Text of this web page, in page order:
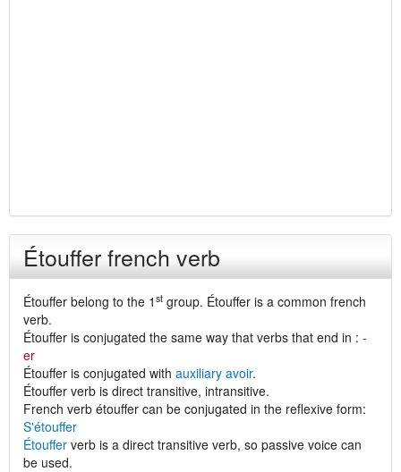
Étouffer french verb
Étouffer belong to the 1 st group. Étouffer is a common french
verb.
Étouffer is conjugated the same way that verbs that end in : -
er
Étouffer is conjugated with auxiliary avoir.
Étouffer verb is direct transitive, intransitive.
French verb étouffer can be conjugated in the reflexive form:
S'étouffer
Étouffer verb is a direct transitive verb, so passive voice can
be used.